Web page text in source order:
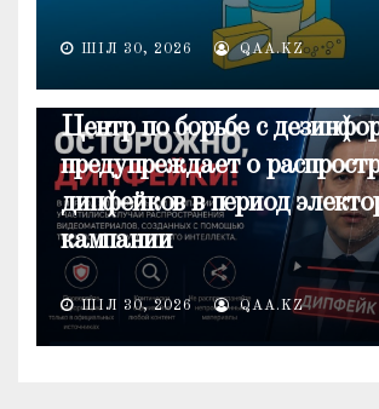
ШІЛ 30, 2026 QAA.KZ
ОБЩЕСТВО
Центр по борьбе с
предупреждает о
дипфейков в период
кампании
ШІЛ 30, 2026 QAA.KZ